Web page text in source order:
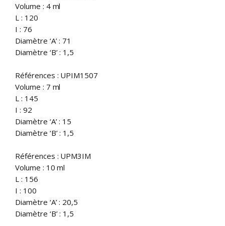
Volume : 4 ml
L : 120
I : 76
Diamètre ‘A’ : 71
Diamètre ‘B’ : 1,5
Références : UPIM1507
Volume : 7 ml
L : 145
I : 92
Diamètre ‘A’ : 15
Diamètre ‘B’ : 1,5
Références : UPM3IM
Volume : 10 ml
L : 156
I : 100
Diamètre ‘A’ : 20,5
Diamètre ‘B’ : 1,5